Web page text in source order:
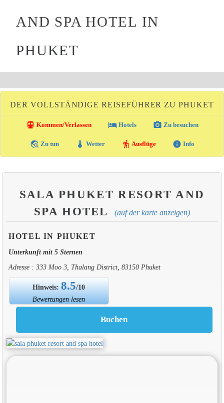
AND SPA HOTEL IN
PHUKET
DER VOLLSTÄNDIGE REISEFÜHRER ZU PHUKET
directions_transit Kommen/Verlassen local_hotelHotels photo_camera Zu besuchen
travel_explore Zu tun thermostat Wetter hiking Ausflüge info Info
SALA PHUKET RESORT AND
SPA HOTEL
(auf der karte anzeigen)
HOTEL IN PHUKET
Unterkunft mit 5 Sternen
Adresse : 333 Moo 3, Thalang District, 83150 Phuket
Hinweis:8.5/10
Bewertungen lesen